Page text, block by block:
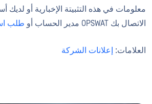
معلومات في هذه التثبيتة الإخبارية أو لديك
الاتصال بك OPSWAT مدير الحساب أو
طلب
العلامات: إعلانات الشركة